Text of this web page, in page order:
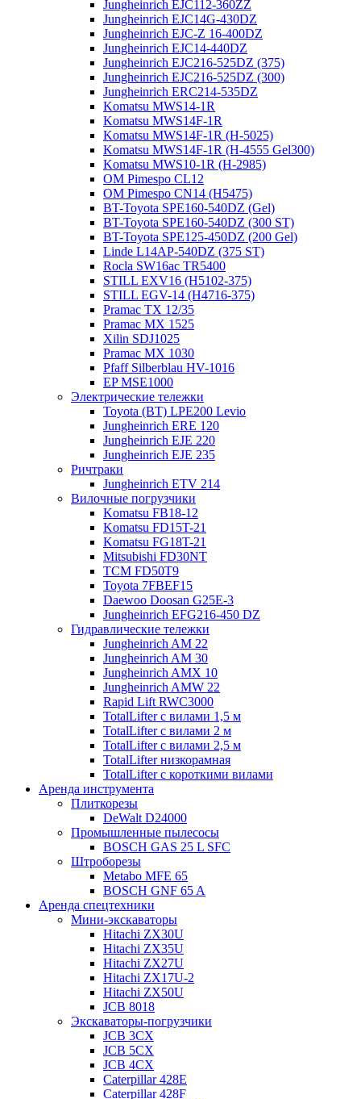
Jungheinrich EJC112-360ZZ
Jungheinrich EJC14G-430DZ
Jungheinrich EJC-Z 16-400DZ
Jungheinrich EJC14-440DZ
Jungheinrich EJC216-525DZ (375)
Jungheinrich EJC216-525DZ (300)
Jungheinrich ERC214-535DZ
Komatsu MWS14-1R
Komatsu MWS14F-1R
Komatsu MWS14F-1R (H-5025)
Komatsu MWS14F-1R (H-4555 Gel300)
Komatsu MWS10-1R (Н-2985)
OM Pimespo CL12
OM Pimespo CN14 (Н5475)
BT-Toyota SPE160-540DZ (Gel)
BT-Toyota SPE160-540DZ (300 ST)
BT-Toyota SPE125-450DZ (200 Gel)
Linde L14AP-540DZ (375 ST)
Rocla SW16ac TR5400
STILL EXV16 (H5102-375)
STILL EGV-14 (H4716-375)
Pramac TX 12/35
Pramac MX 1525
Xilin SDJ1025
Pramac MX 1030
Pfaff Silberblau HV-1016
EP MSE1000
Электрические тележки
Toyota (BT) LPE200 Levio
Jungheinrich ERE 120
Jungheinrich EJE 220
Jungheinrich EJE 235
Ричтраки
Jungheinrich ETV 214
Вилочные погрузчики
Komatsu FB18-12
Komatsu FD15T-21
Komatsu FG18T-21
Mitsubishi FD30NT
TCM FD50T9
Toyota 7FBEF15
Daewoo Doosan G25E-3
Jungheinrich EFG216-450 DZ
Гидравлические тележки
Jungheinrich AM 22
Jungheinrich AM 30
Jungheinrich AMX 10
Jungheinrich AMW 22
Rapid Lift RWC3000
TotalLifter с вилами 1,5 м
TotalLifter с вилами 2 м
TotalLifter с вилами 2,5 м
TotalLifter низкорамная
TotalLifter с короткими вилами
Аренда инструмента
Плиткорезы
DeWalt D24000
Промышленные пылесосы
BOSCH GAS 25 L SFC
Штроборезы
Metabo MFE 65
BOSCH GNF 65 A
Аренда спецтехники
Мини-экскаваторы
Hitachi ZX30U
Hitachi ZX35U
Hitachi ZX27U
Hitachi ZX17U-2
Hitachi ZX50U
JCB 8018
Экскаваторы-погрузчики
JCB 3CX
JCB 5CX
JCB 4CX
Caterpillar 428E
Caterpillar 428F